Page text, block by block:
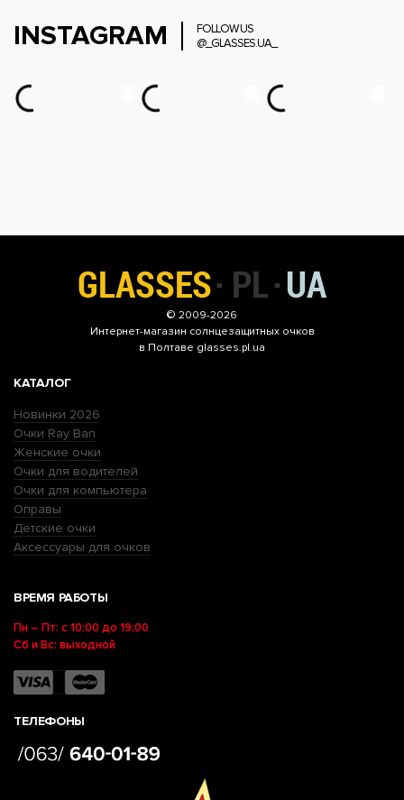
INSTAGRAM
FOLLOW US
@_GLASSES.UA_
© 2009-2026
Интернет-магазин солнцезащитных очков
в Полтаве glasses.pl.ua
КАТАЛОГ
Новинки 2026
Очки Ray Ban
Женские очки
Очки для водителей
Очки для компьютера
Оправы
Детские очки
Аксессуары для очков
ВРЕМЯ РАБОТЫ
Пн – Пт: с 10:00 до 19:00
Сб и Вс: выходной
ТЕЛЕФОНЫ